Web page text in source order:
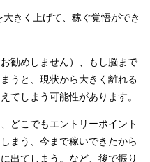
きく上げて、稼ぐ覚悟ができ
勧めしません）、もし脳まで
うと、現状から大きく離れる
てしまう可能性があります。
どこでもエントリーポイント
まう、今まで稼いできたから
出てしまう。など、後で振り